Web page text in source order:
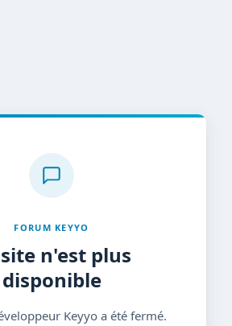
FORUM KEYYO
site n'est plus
disponible
Keyyo a été fermé.